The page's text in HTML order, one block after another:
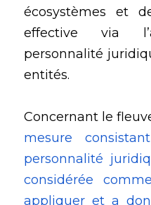
écosystèmes et
effective via
personnalité
entités.
Concernant le
mesure
personnalité
considérée
appliquer et a